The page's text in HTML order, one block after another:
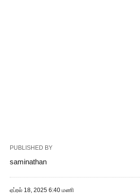
PUBLISHED BY
saminathan
ஏப்ரல் 18, 2025 6:40 மணி